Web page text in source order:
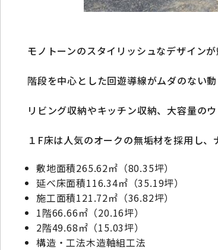
モノトーンのスタイリッシュなデザインが
階段を中心とした回遊導線がムダのない
リビング収納やキッチン収納、大容量の
１F床は人気のオークの無垢材を採用し、
敷地面積265.62㎡（80.35坪）
延べ床面積116.34㎡（35.19坪）
施工面積121.72㎡（36.82坪）
1階66.66㎡（20.16坪）
2階49.68㎡（15.03坪）
構造・工法木造軸組工法